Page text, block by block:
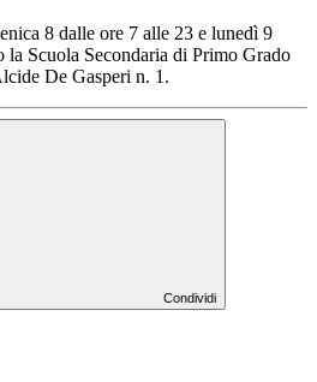
8 dalle ore 7 alle 23 e lunedì 9
la Scuola Secondaria di Primo Grado
De Gasperi n. 1.
Condividi